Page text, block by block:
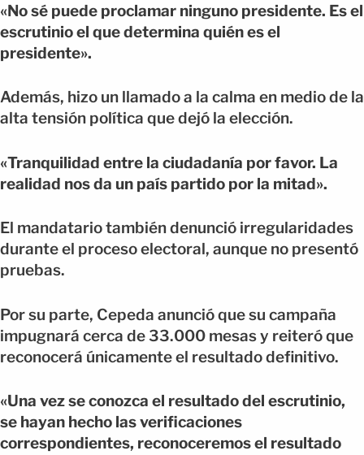
«No sé puede proclamar ninguno presidente. Es el
escrutinio el que determina quién es el
presidente».
Además, hizo un llamado a la calma en medio de la
alta tensión política que dejó la elección.
«Tranquilidad entre la ciudadanía por favor. La
realidad nos da un país partido por la mitad».
El mandatario también denunció irregularidades
durante el proceso electoral, aunque no presentó
pruebas.
Por su parte, Cepeda anunció que su campaña
impugnará cerca de 33.000 mesas y reiteró que
reconocerá únicamente el resultado definitivo.
«Una vez se conozca el resultado del escrutinio,
se hayan hecho las verificaciones
correspondientes, reconoceremos el resultado